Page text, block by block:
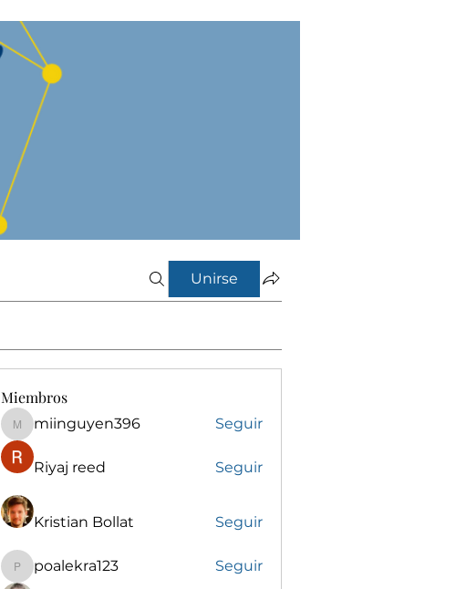
Unirse
Miembros
miinguyen396
miinguyen396 Seguir
Riyaj reed Seguir
Kristian Bollat Seguir
poalekra123
poalekra123
Seguir